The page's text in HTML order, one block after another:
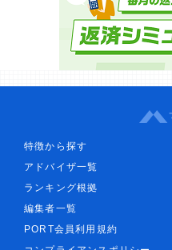
特徴から探す
アドバイザ一覧
ランキング根拠
編集者一覧
PORT会員利用規約